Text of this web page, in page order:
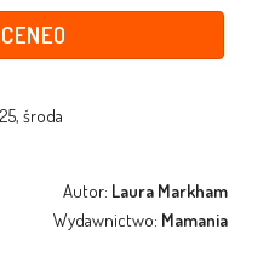
środa
Autor: Laura Markham
Wydawnictwo: Mamania